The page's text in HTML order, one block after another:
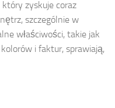
zyskuje coraz
szczególnie w
właściwości, takie jak
i faktur, sprawiają,